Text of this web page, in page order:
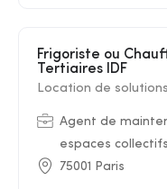
Frigoriste ou Chauffagiste Solutions
Tertiaires IDF
Location de
Agent de
espaces collectifs
75001 Paris